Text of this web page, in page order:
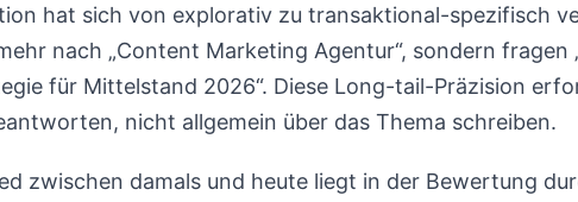
hat sich von explorativ zu transaktional-spezifisch
nach „Content Marketing Agentur“, sondern fragen
für Mittelstand 2026“. Diese Long-tail-Präzision
nicht allgemein über das Thema schreiben.
zwischen damals und heute liegt in der Bewertung